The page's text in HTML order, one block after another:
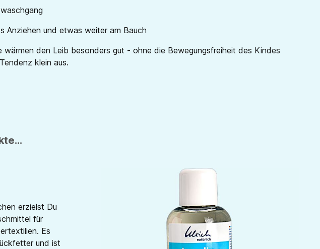
Anziehen und etwas weiter am Bauch
den Leib besonders gut - ohne die Bewegungsfreiheit des Kindes
klein aus.
erzielst Du
für
Es
und ist